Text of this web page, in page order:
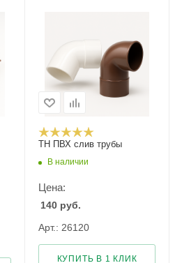
ТН ПВХ слив трубы
В наличии
Цена:
140 руб.
Арт.: 26120
КУПИТЬ В 1 КЛИК